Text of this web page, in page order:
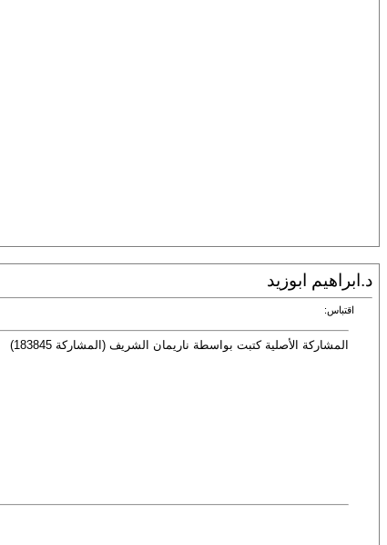
د.ابراهيم ابوزيد
اقتباس:
المشاركة الأصلية كتبت بواسطة ناريمان الشريف (المشاركة 183845)